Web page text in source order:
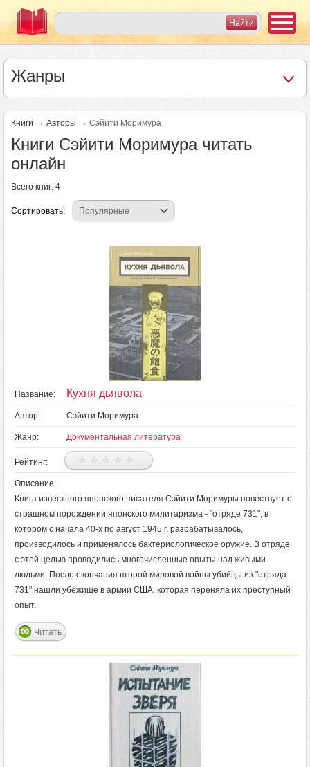
Жанры
Книги → Авторы → Сэйити Моримура
Книги Сэйити Моримура читать
онлайн
Всего книг: 4
Сортировать:
Название: Кухня дьявола
Автор: Сэйити Моримура
Жанр: Документальная литература
Рейтинг:
Описание:
Книга известного японского писателя Сэйити Моримуры повествует о
страшном порождении японского милитаризма - "отряде 731", в
котором с начала 40-х по август 1945 г. разрабатывалось,
производилось и применялось бактериологическое оружие. В отряде
с этой целью проводились многочисленные опыты над живыми
людьми. После окончания второй мировой войны убийцы из "отряда
731" нашли убежище в армии США, которая переняла их преступный
опыт.
Читать